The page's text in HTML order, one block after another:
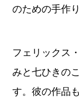
のための手作
フェリックス
みと七ひきの
す。彼の作品